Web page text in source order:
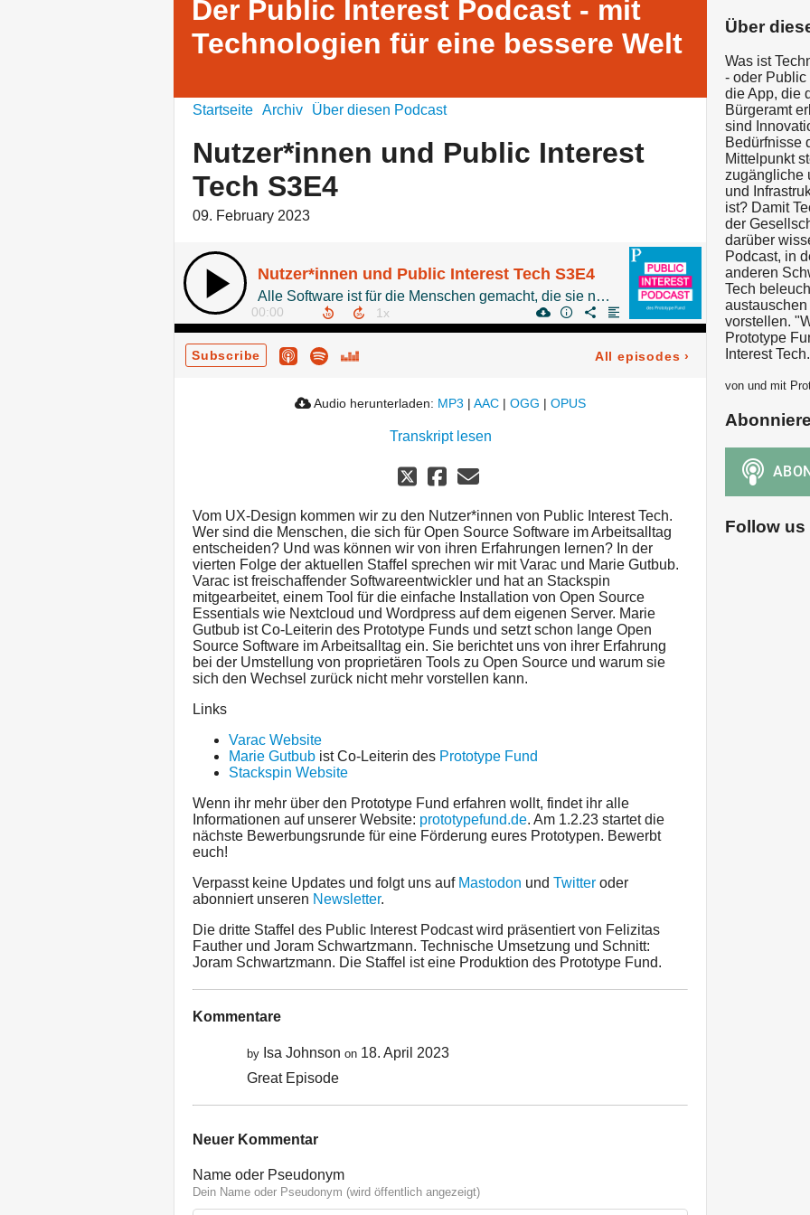
Der Public Interest Podcast - mit
Technologien für eine bessere Welt
Startseite Archiv Über diesen Podcast
Nutzer*innen und Public Interest
Tech S3E4
09. February 2023
Nutzer*innen und Public Interest Tech S3E4
Alle Software ist für die Menschen gemacht, die sie nutzen. Doch wer ist das und warum nutzen sie Open Source Software? Heute erfahren wir mehr über die Nutzer*innen von Public Interest Tech.
00:00
Subscribe All episodes ›
Audio herunterladen: MP3 | AAC | OGG | OPUS
Transkript lesen
Vom UX-Design kommen wir zu den Nutzer*innen von Public Interest Tech.
Wer sind die Menschen, die sich für Open Source Software im Arbeitsalltag
entscheiden? Und was können wir von ihren Erfahrungen lernen? In der
vierten Folge der aktuellen Staffel sprechen wir mit Varac und Marie Gutbub.
Varac ist freischaffender Softwareentwickler und hat an Stackspin
mitgearbeitet, einem Tool für die einfache Installation von Open Source
Essentials wie Nextcloud und Wordpress auf dem eigenen Server. Marie
Gutbub ist Co-Leiterin des Prototype Funds und setzt schon lange Open
Source Software im Arbeitsalltag ein. Sie berichtet uns von ihrer Erfahrung
bei der Umstellung von proprietären Tools zu Open Source und warum sie
sich den Wechsel zurück nicht mehr vorstellen kann.
Links
Varac Website
Marie Gutbub ist Co-Leiterin des Prototype Fund
Stackspin Website
Wenn ihr mehr über den Prototype Fund erfahren wollt, findet ihr alle
Informationen auf unserer Website: prototypefund.de. Am 1.2.23 startet die
nächste Bewerbungsrunde für eine Förderung eures Prototypen. Bewerbt
euch!
Verpasst keine Updates und folgt uns auf Mastodon und Twitter oder
abonniert unseren Newsletter.
Die dritte Staffel des Public Interest Podcast wird präsentiert von Felizitas
Fauther und Joram Schwartzmann. Technische Umsetzung und Schnitt:
Joram Schwartzmann. Die Staffel ist eine Produktion des Prototype Fund.
Kommentare
by Isa Johnson on 18. April 2023
Great Episode
Neuer Kommentar
Name oder Pseudonym
Dein Name oder Pseudonym (wird öffentlich angezeigt)
Über
Was ist
- oder Public
die App, die
Bürgeramt
sind
Bedürfnisse
Mittelpunkt
zugängliche
und
ist? Damit
der
darüber
Podcast, in
anderen
Tech
vorstellen.
Prototype
Interest Tech.
von und mit
Follow us